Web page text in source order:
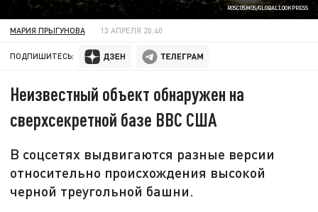
ROSCOSMOS/GLOBALLOOKPRESS
МАРИЯ ПРЫГУНОВА 13 АПРЕЛЯ 20:40
ПОДПИШИТЕСЬ:
Неизвестный объект обнаружен на
сверхсекретной базе ВВС США
В соцсетях выдвигаются разные версии
относительно происхождения высокой
черной треугольной башни.